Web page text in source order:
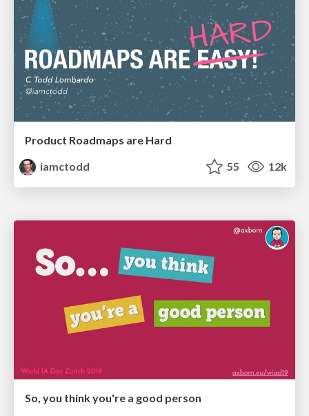
Product Roadmaps are Hard
iamctodd
55 12k
So, you think you're a good person